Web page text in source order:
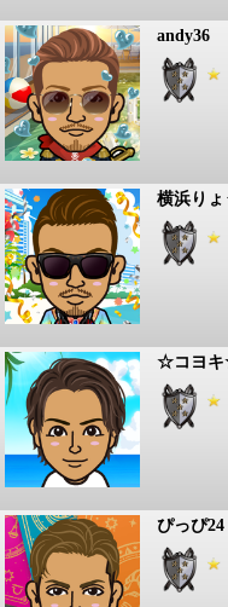
andy36
横浜り
☆コヨ
ぴっぴ24